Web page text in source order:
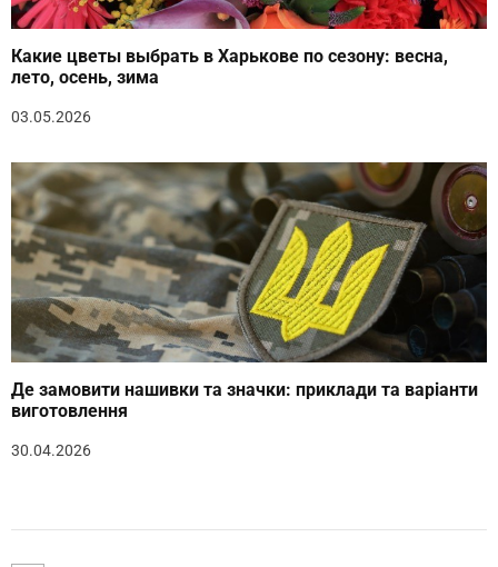
Какие цветы выбрать в Харькове по сезону: весна,
лето, осень, зима
03.05.2026
Де замовити нашивки та значки: приклади та варіанти
виготовлення
30.04.2026